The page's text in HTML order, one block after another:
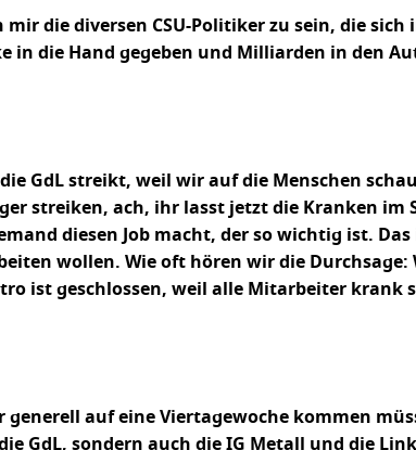
mir die diversen CSU-Politiker zu sein, die sich
in die Hand gegeben und Milliarden in den
GdL streikt, weil wir auf die Menschen
streiken, ach, ihr lasst jetzt die Kranken im
diesen Job macht, der so wichtig ist. Das
wollen. Wie oft hören wir die
ist geschlossen, weil alle Mitarbeiter krank
auf eine Viertagewoche kommen
GdL, sondern auch die IG Metall und die